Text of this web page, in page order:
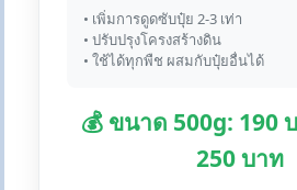
• เพิ่มการดูดซับปุ๋ย 2-3 เท่า
• ปรับปรุงโครงสร้างดิน
• ใช้ได้ทุกพืช ผสมกับปุ๋ยอื่นได้
💰 ขนาด 500g: 190
250 บาท